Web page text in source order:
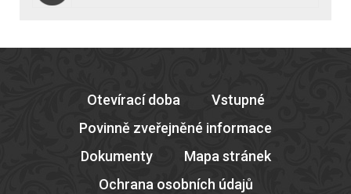
Otevírací doba
Vstupné
Povinně zveřejněné informace
Dokumenty
Mapa stránek
Ochrana osobních údajů